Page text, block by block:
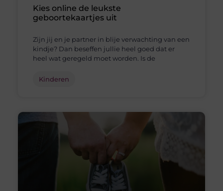
Kies online de leukste
geboortekaartjes uit
Zijn jij en je partner in blije verwachting van een
kindje? Dan beseffen jullie heel goed dat er
heel wat geregeld moet worden. Is de
Kinderen